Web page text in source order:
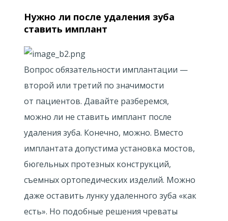
Нужно ли после удаления зуба
ставить имплант
Вопрос обязательности имплантации —
второй или третий по значимости
от пациентов. Давайте разберемся,
можно ли не ставить имплант после
удаления зуба. Конечно, можно. Вместо
имплантата допустима установка мостов,
бюгельных протезных конструкций,
съемных ортопедических изделий. Можно
даже оставить лунку удаленного зуба «как
есть». Но подобные решения чреваты